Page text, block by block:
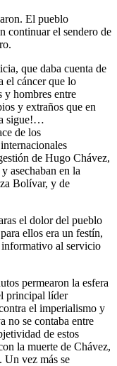
El pueblo
continuar el sendero de
que daba cuenta de
el cáncer que lo
y hombres entre
y extraños que en
sigue!…
de los
de Hugo Chávez,
asechaban en la
Bolívar, y de
el dolor del pueblo
ellos era un festín,
al servicio
permearon la esfera
principal líder
el imperialismo y
no se contaba entre
de estos
la muerte de Chávez,
Un vez más se